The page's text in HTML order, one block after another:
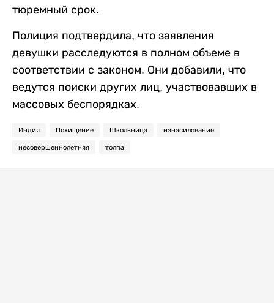
тюремный срок.
Полиция подтвердила, что заявления
девушки расследуются в полном объеме в
соответствии с законом. Они добавили, что
ведутся поиски других лиц, участвовавших в
массовых беспорядках.
Индия Похищение Школьница изнасилование
несовершеннолетняя толпа